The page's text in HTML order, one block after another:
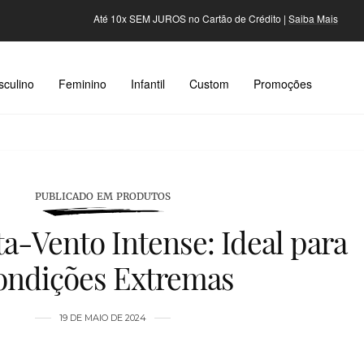
Até 10x SEM JUROS no Cartão de Crédito | Saiba Mais
Feminino Infantil Custom Promoções
PUBLICADO EM PRODUTOS
Vento Intense: Ideal para
Extremas
19 DE MAIO DE 2024